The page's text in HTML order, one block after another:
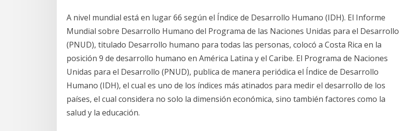
A nivel mundial está en lugar 66 según el Índice de Desarrollo Humano (IDH). El Informe
Mundial sobre Desarrollo Humano del Programa de las Naciones Unidas para el Desarrollo
(PNUD), titulado Desarrollo humano para todas las personas, colocó a Costa Rica en la
posición 9 de desarrollo humano en América Latina y el Caribe. El Programa de Naciones
Unidas para el Desarrollo (PNUD), publica de manera periódica el Índice de Desarrollo
Humano (IDH), el cual es uno de los índices más atinados para medir el desarrollo de los
países, el cual considera no solo la dimensión económica, sino también factores como la
salud y la educación.